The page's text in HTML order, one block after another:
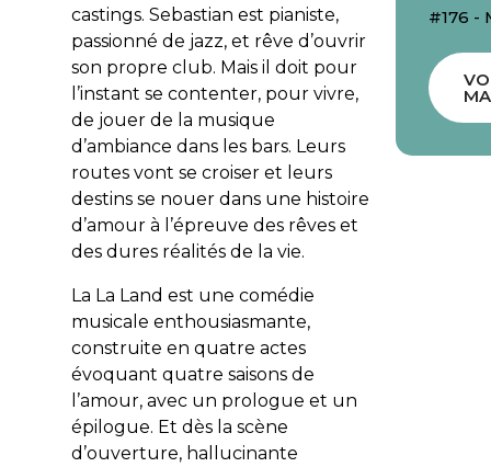
castings. Sebastian est pianiste,
passionné de jazz, et rêve d’ouvrir
son propre club. Mais il doit pour
l’instant se contenter, pour vivre,
de jouer de la musique
d’ambiance dans les bars. Leurs
routes vont se croiser et leurs
destins se nouer dans une histoire
d’amour à l’épreuve des rêves et
des dures réalités de la vie.
La La Land est une comédie
musicale enthousiasmante,
construite en quatre actes
évoquant quatre saisons de
l’amour, avec un prologue et un
épilogue. Et dès la scène
d’ouverture, hallucinante
#176 -